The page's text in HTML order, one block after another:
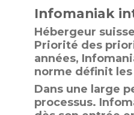
Infomaniak
Hébergeur
Priorité des
années,
norme définit
Dans une large
processus.